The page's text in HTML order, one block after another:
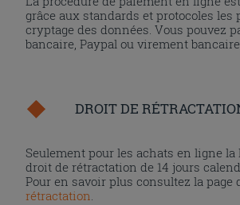
grâce aux standards et protocoles les
cryptage des données. Vous pouvez
bancaire, Paypal ou virement
DROIT DE
Seulement pour les achats en ligne
droit de rétractation de 14 jours
Pour en savoir plus consultez la page
rétractation.